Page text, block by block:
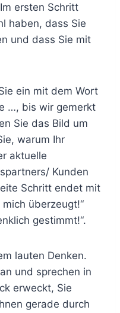
ersten Schritt
haben, dass Sie
und dass Sie mit
ein mit dem Wort
…, bis wir gemerkt
Sie das Bild um
warum Ihr
aktuelle
Kunden
Schritt endet mit
überzeugt!“
gestimmt!“.
lauten Denken.
und sprechen in
erweckt, Sie
gerade durch